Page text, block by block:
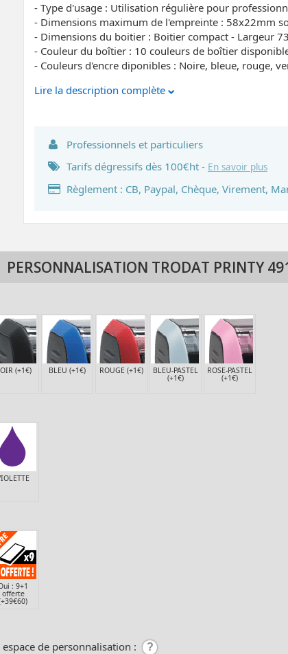
- Type d'usage : Utilisation régulière pour
- Dimensions maximum de l'empreinte : 58x22mm
- Dimensions du boitier : Boitier compact - Largeur
- Couleur du boîtier : 10 couleurs de boîtier
- Couleurs d'encre diponibles : Noire, bleue, rouge,
Lire la description complète
Professionnels et particuliers
Tarifs dégressifs dès 100€ht - En savoir plus
Règlement : CB, Paypal, Chèque, Virement,
PERSONNALISATION TRODAT PRINTY
(+1€) BLEU (+1€) ROUGE (+1€) BLEU-PASTEL
(+1€)
ROSE-PASTEL
(+1€)
: 9+1
offerte
de personnalisation :